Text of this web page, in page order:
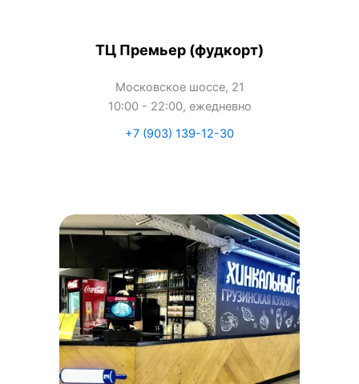
ТЦ Премьер (фудкорт)
Московское шоссе, 21
10:00 - 22:00, ежедневно
+7 (903) 139-12-30